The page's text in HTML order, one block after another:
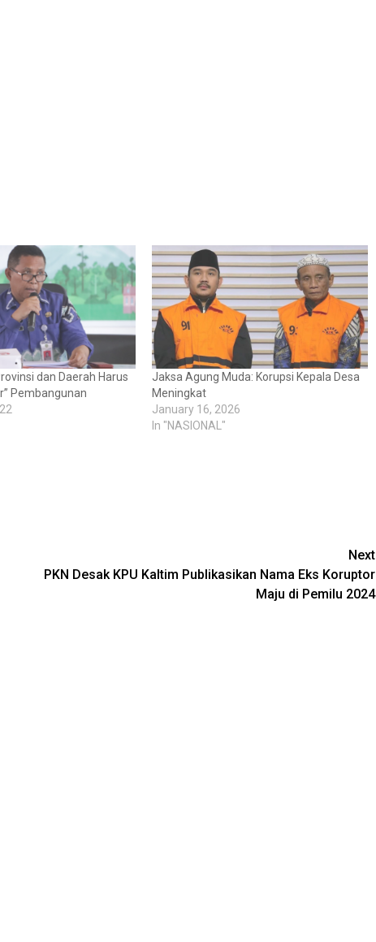
dan Daerah Harus
Pembangunan
Jaksa Agung Muda: Korupsi Kepala Desa
Meningkat
January 16, 2026
In "NASIONAL"
Next
PKN Desak KPU Kaltim Publikasikan Nama Eks Koruptor
Maju di Pemilu 2024